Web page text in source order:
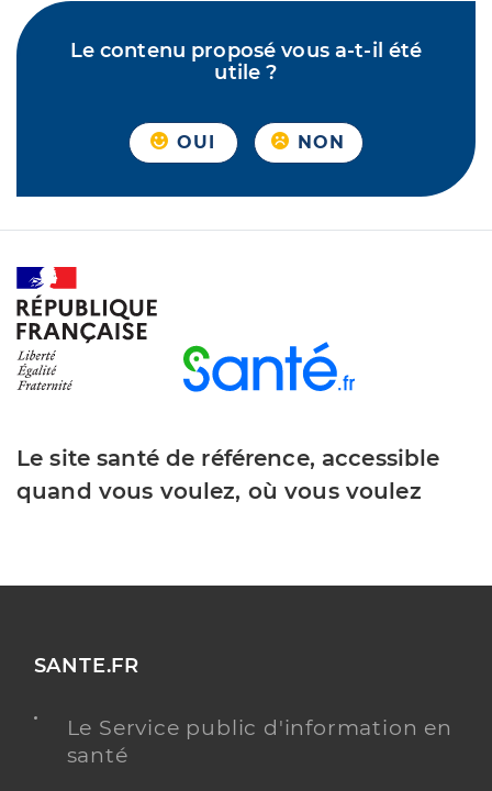
Le contenu proposé vous a-t-il été
utile ?
OUI NON
Le site santé de référence, accessible
quand vous voulez, où vous voulez
SANTE.FR
Le Service public d'information en
santé